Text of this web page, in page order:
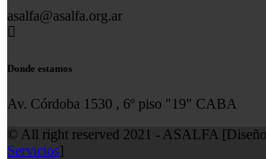
asalfa@asalfa.org.ar
Donde estamos
Av. Córdoba 1530 , 6º piso "19" CABA
© All right reserved 2021 - ASALFA [Diseño
Servicios]